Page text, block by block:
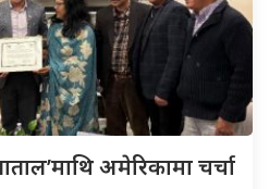
अमेरिकामा चर्चा